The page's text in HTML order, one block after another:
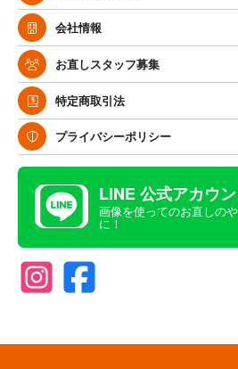
会社情報
お直しスタッフ募集
特定商取引法
プライバシーポリシー
LINE 公式アカウン
画像を使ってのお直しの
に！